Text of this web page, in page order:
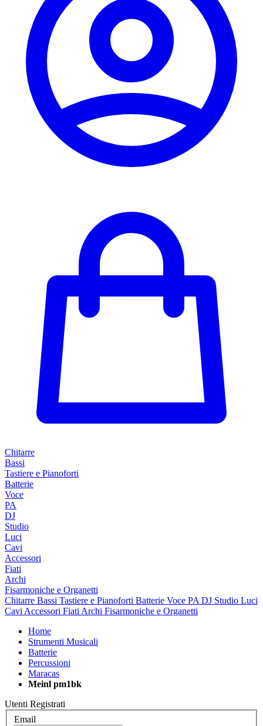
Chitarre
Bassi
Tastiere e Pianoforti
Batterie
Voce
PA
DJ
Studio
Luci
Cavi
Accessori
Fiati
Archi
Fisarmoniche e Organetti
Chitarre Bassi Tastiere e Pianoforti Batterie Voce PA DJ Studio Luci
Cavi Accessori Fiati Archi Fisarmoniche e Organetti
Home
Strumenti Musicali
Batterie
Percussioni
Maracas
Meinl pm1bk
Utenti Registrati
Email